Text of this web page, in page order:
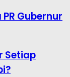
Gubernur
Setiap